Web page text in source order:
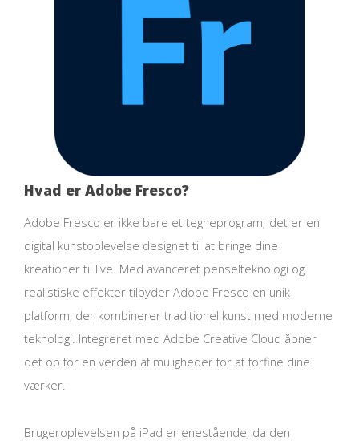
Hvad er Adobe Fresco?
Adobe Fresco er ikke bare et tegneprogram; det er en
digital kunstoplevelse designet til at bringe dine
kreationer til live. Med avanceret penselteknologi og
realistiske effekter tilbyder Adobe Fresco en unik
platform, der kombinerer traditionel kunst med moderne
teknologi. Integreret med Adobe Creative Cloud åbner
det op for en verden af muligheder for at forfine dine
værker.
Brugeroplevelsen på iPad er enestående, da den